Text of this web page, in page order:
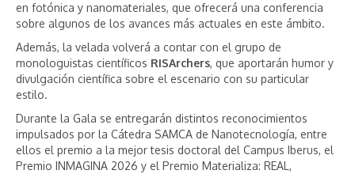
en fotónica y nanomateriales, que ofrecerá una conferencia
sobre algunos de los avances más actuales en este ámbito.
Además, la velada volverá a contar con el grupo de
monologuistas científicos RISArchers, que aportarán humor y
divulgación científica sobre el escenario con su particular
estilo.
Durante la Gala se entregarán distintos reconocimientos
impulsados por la Cátedra SAMCA de Nanotecnología, entre
ellos el premio a la mejor tesis doctoral del Campus Iberus, el
Premio INMAGINA 2026 y el Premio Materializa: REAL,